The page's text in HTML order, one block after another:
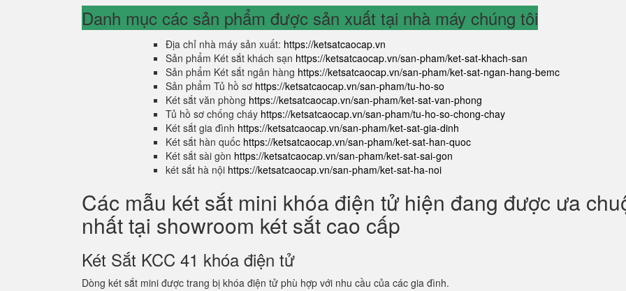
Danh mục các sản phẩm được sản xuất tại nhà máy chúng tôi
Địa chỉ nhà máy sản xuất: https://ketsatcaocap.vn
Sản phẩm Két sắt khách sạn https://ketsatcaocap.vn/san-pham/ket-sat-khach-san
Sản phẩm Két sắt ngân hàng https://ketsatcaocap.vn/san-pham/ket-sat-ngan-hang-bemc
Sản phẩm Tủ hồ sơ https://ketsatcaocap.vn/san-pham/tu-ho-so
Két sắt văn phòng https://ketsatcaocap.vn/san-pham/ket-sat-van-phong
Tủ hồ sơ chống cháy https://ketsatcaocap.vn/san-pham/tu-ho-so-chong-chay
Két sắt gia đình https://ketsatcaocap.vn/san-pham/ket-sat-gia-dinh
Két sắt hàn quốc https://ketsatcaocap.vn/san-pham/ket-sat-han-quoc
Két sắt sài gòn https://ketsatcaocap.vn/san-pham/ket-sat-sai-gon
két sắt hà nội https://ketsatcaocap.vn/san-pham/ket-sat-ha-noi
Các mẫu két sắt mini khóa điện tử hiện đang được ưa
nhất tại showroom két sắt cao cấp
Két Sắt KCC 41 khóa điện tử
Dòng két sắt mini được trang bị khóa điện tử phù hợp với nhu cầu của các gia đình.